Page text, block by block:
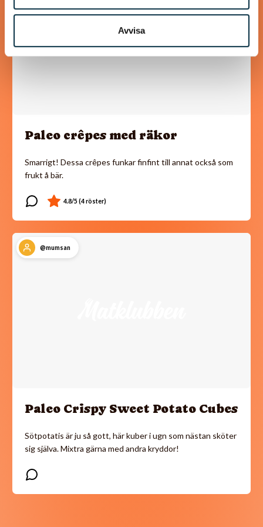
Avvisa
Paleo crêpes med räkor
Smarrigt! Dessa crêpes funkar finfint till annat också som
frukt å bär.
@mumsan
Paleo Crispy Sweet Potato Cubes
Sötpotatis är ju så gott, här kuber i ugn som nästan sköter
sig själva. Mixtra gärna med andra kryddor!